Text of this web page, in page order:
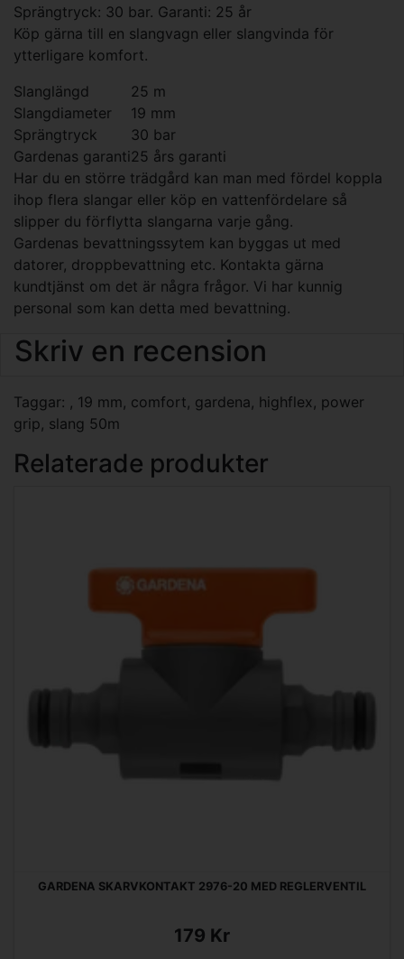
Sprängtryck: 30 bar. Garanti: 25 år
Köp gärna till en slangvagn eller slangvinda för
ytterligare komfort.
Slanglängd
25 m
Slangdiameter
19 mm
Sprängtryck
30 bar
Gardenas garanti25 års garanti
Har du en större trädgård kan man med fördel koppla
ihop flera slangar eller köp en vattenfördelare så
slipper du förflytta slangarna varje gång.
Gardenas bevattningssytem kan byggas ut med
datorer, droppbevattning etc. Kontakta gärna
kundtjänst om det är några frågor. Vi har kunnig
personal som kan detta med bevattning.
Skriv en recension
Taggar: , 19 mm, comfort, gardena, highflex , power
grip, slang 50m
Relaterade produkter
GARDENA SKARVKONTAKT 2976-20 MED REGLERVENTIL
179 Kr